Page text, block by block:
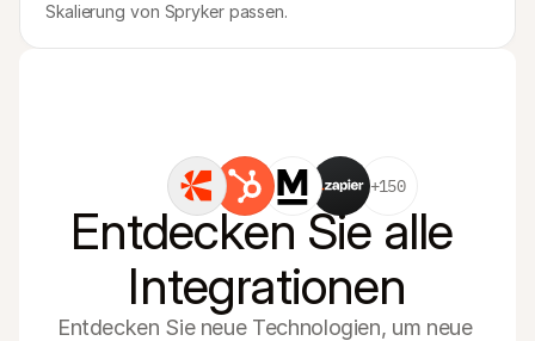
Skalierung von Spryker passen.
+150
Entdecken Sie alle
Integrationen
Entdecken Sie neue Technologien, um neue